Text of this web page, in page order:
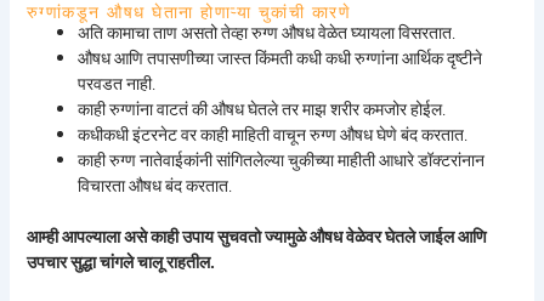
रुग्णांकडून औषध घेताना होणाऱ्या चुकांची कारणे
अति कामाचा ताण असतो तेव्हा रुग्ण औषध वेळेत घ्यायला विसरतात.
औषध आणि तपासणीच्या जास्त किंमती कधी कधी रुग्णांना आर्थिक दृष्टीने
परवडत नाही.
काही रुग्णांना वाटतं की औषध घेतले तर माझ शरीर कमजोर होईल.
कधीकधी इंटरनेट वर काही माहिती वाचून रुग्ण औषध घेणे बंद करतात.
काही रुग्ण नातेवाईकांनी सांगितलेल्या चुकीच्या माहीती आधारे डॉक्टरांनान
विचारता औषध बंद करतात.
आम्ही आपल्याला असे काही उपाय सुचवतो ज्यामुळे औषध वेळेवर घेतले जाईल आणि
उपचार सुद्धा चांगले चालू राहतील.